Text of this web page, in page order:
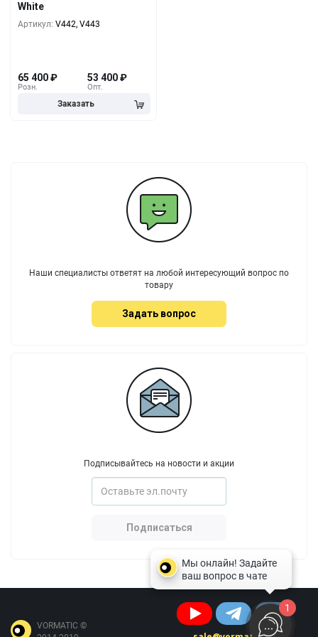
White
Артикул: V442, V443
Розн.
65 400₽
Опт.
53 400 ₽
Наши специалисты ответят на любой интересующий вопрос по
товару
Задать вопрос
Подписывайтесь на новости и акции
Подписаться
VORMATIC ©
1